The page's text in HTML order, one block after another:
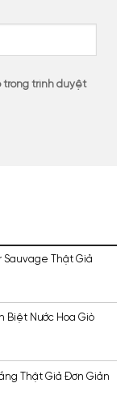
trong trình duyệt
Sauvage Thật Giả
Biệt Nước Hoa Giò
Thật Giả Đơn Giản